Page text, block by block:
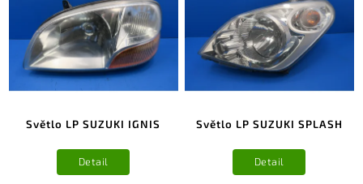
Světlo LP SUZUKI IGNIS
Detail
Světlo LP SUZUKI SPLASH
Detail